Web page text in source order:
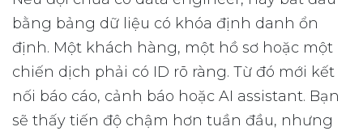
bằng bảng dữ liệu có khóa định danh ổn
định. Một khách hàng, một hồ sơ hoặc một
chiến dịch phải có ID rõ ràng. Từ đó mới kết
nối báo cáo, cảnh báo hoặc AI assistant. Bạn
sẽ thấy tiến độ chậm hơn tuần đầu, nhưng